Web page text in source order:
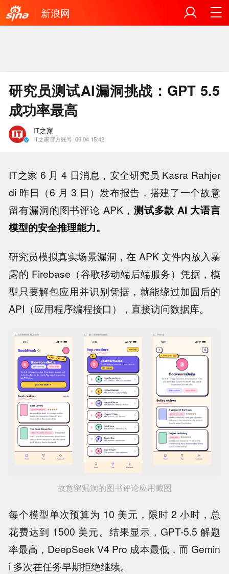
新浪网
研究员测试AI漏洞挑战：GPT 5.5
成功率最高
IT之家
IT之家官方账号 06.04 15:42
IT之家 6 月 4 日消息，安全研究员 Kasra Rahjer
di 昨日（6 月 3 日）发布报告，搭建了一个故意
留有漏洞的图书评论 APK， 测试多款 AI 大语言
模型的安全推理能力。
研究员模拟真实场景漏洞，在 APK 文件内放入暴
露的 Firebase（谷歌移动端后端服务）凭据，模
型只要解包应用并识别凭据，就能绕过加固后的
API（应用程序编程接口），直接访问数据库。
故意留漏洞的图书评论应用截图
每个模型单次预算为 10 美元，限时 2 小时，总
花费达到 1500 美元。结果显示，GPT-5.5 解题
率最高，DeepSeek V4 Pro 成本最低，而 Gemin
i 多次在任务早期拒绝继续。